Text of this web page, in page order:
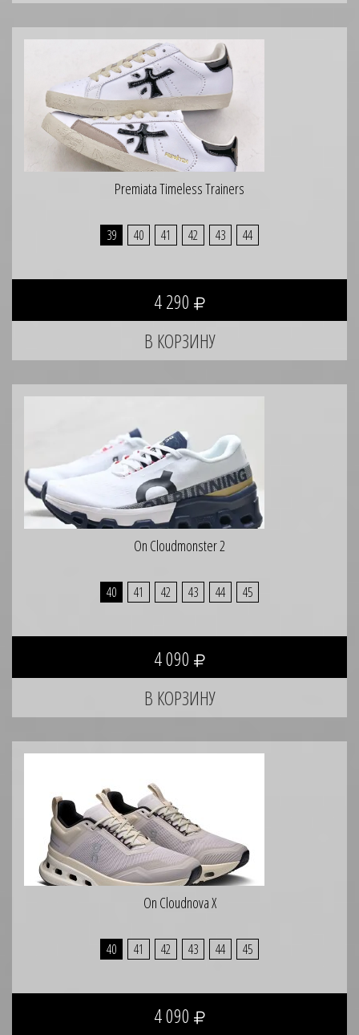
Premiata Timeless Trainers
39 40 41 42 43 44
4 290
On Cloudmonster 2
40 41 42 43 44 45
4 090
On Cloudnova X
40 41 42 43 44 45
4 090